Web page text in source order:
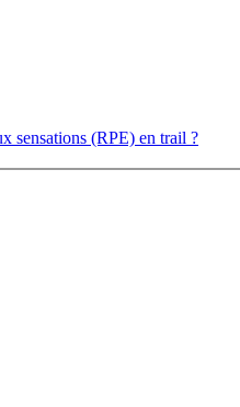
sensations (RPE) en trail ?